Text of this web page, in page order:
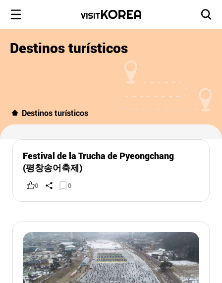
Destinos turísticos
Destinos turísticos
Festival de la Trucha de Pyeongchang
(평창송어축제)
0 0